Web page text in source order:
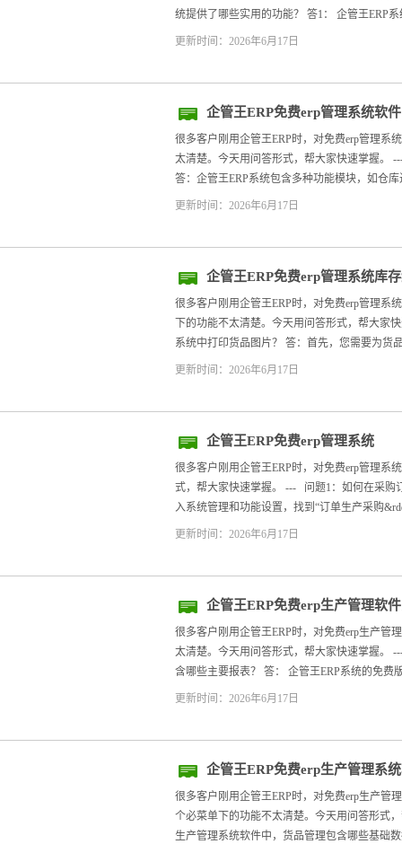
统提供了哪些实用的功能？ 答1： 企管王ERP
更新时间：2026年6月17日
企管王ERP免费erp管理系统软
很多客户刚用企管王ERP时，对免费erp管理系
太清楚。今天用问答形式，帮大家快速掌握。
答：企管王ERP系统包含多种功能模块，如仓
更新时间：2026年6月17日
企管王ERP免费erp管理系统库
很多客户刚用企管王ERP时，对免费erp管理系
下的功能不太清楚。今天用问答形式，帮大家
系统中打印货品图片？ 答：首先，您需要为货
更新时间：2026年6月17日
企管王ERP免费erp管理系统
很多客户刚用企管王ERP时，对免费erp管理系
式，帮大家快速掌握。 --- 问题1：如何在采购
入系统管理和功能设置，找到“订单生产采购
更新时间：2026年6月17日
企管王ERP免费erp生产管理软
很多客户刚用企管王ERP时，对免费erp生产管
太清楚。今天用问答形式，帮大家快速掌握。
含哪些主要报表？ 答： 企管王ERP系统的免费
更新时间：2026年6月17日
企管王ERP免费erp生产管理系
这个必
很多客户刚用企管王ERP时，对免费erp生产管
个必菜单下的功能不太清楚。今天用问答形式
生产管理系统软件中，货品管理包含哪些基础